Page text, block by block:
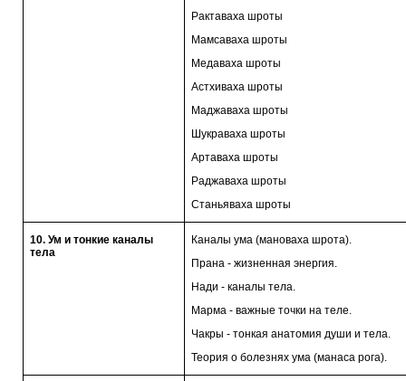
Рактаваха шроты
Мамсаваха шроты
Медаваха шроты
Астхиваха шроты
Маджаваха шроты
Шукраваха шроты
Артаваха шроты
Раджаваха шроты
Станьяваха шроты
10. Ум и тонкие каналы
тела
Каналы ума (мановаха шрота).
Прана - жизненная энергия.
Нади - каналы тела.
Марма - важные точки на теле.
Чакры - тонкая анатомия души и тела.
Теория о болезнях ума (манаса рога).